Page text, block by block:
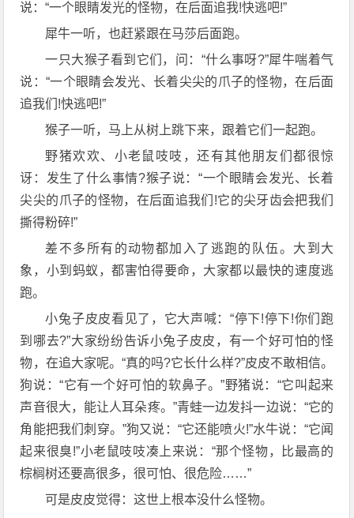
说：“一个眼睛发光的怪物，在后面追我!快逃吧!”
犀牛一听，也赶紧跟在马莎后面跑。
一只大猴子看到它们，问：“什么事呀?”犀牛喘着气
说：“一个眼睛会发光、长着尖尖的爪子的怪物，在后面
追我们!快逃吧!”
猴子一听，马上从树上跳下来，跟着它们一起跑。
野猪欢欢、小老鼠吱吱，还有其他朋友们都很惊
讶：发生了什么事情?猴子说：“一个眼睛会发光、长着
尖尖的爪子的怪物，在后面追我们!它的尖牙齿会把我们
撕得粉碎!”
差不多所有的动物都加入了逃跑的队伍。大到大
象，小到蚂蚁，都害怕得要命，大家都以最快的速度逃
跑。
小兔子皮皮看见了，它大声喊：“停下!停下!你们跑
到哪去?”大家纷纷告诉小兔子皮皮，有一个好可怕的怪
物，在追大家呢。“真的吗?它长什么样?”皮皮不敢相信。
狗说：“它有一个好可怕的软鼻子。”野猪说：“它叫起来
声音很大，能让人耳朵疼。”青蛙一边发抖一边说：“它的
角能把我们刺穿。”狗又说：“它还能喷火!”水牛说：“它闻
起来很臭!”小老鼠吱吱凑上来说：“那个怪物，比最高的
棕榈树还要高很多，很可怕、很危险……”
可是皮皮觉得：这世上根本没什么怪物。